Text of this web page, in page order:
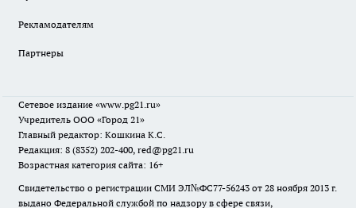
Рекламодателям
Партнеры
Сетевое издание «www.pg21.ru»
Учредитель ООО «Город 21»
Главный редактор: Кошкина К.С.
Редакция: 8 (8352) 202-400, red@pg21.ru
Возрастная категория сайта: 16+
Свидетельство о регистрации СМИ ЭЛ№ФС77-56243 от 28 ноября 2013 г.
выдано Федеральной службой по надзору в сфере связи,